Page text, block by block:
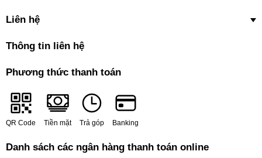
Liên hệ
Thông tin liên hệ
Phương thức thanh toán
QR Code Tiền mặt Trả góp Banking
Danh sách các ngân hàng thanh toán online